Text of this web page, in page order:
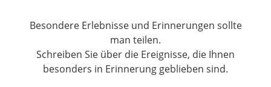
Besondere Erlebnisse und Erinnerungen sollte
man teilen.
Schreiben Sie über die Ereignisse, die Ihnen
besonders in Erinnerung geblieben sind.